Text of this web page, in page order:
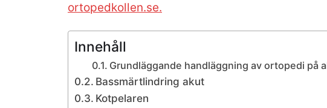
ortopedkollen.se.
Innehåll
Grundläggande handläggning av ortopedi på
Bassmärtlindring akut
Kotpelaren